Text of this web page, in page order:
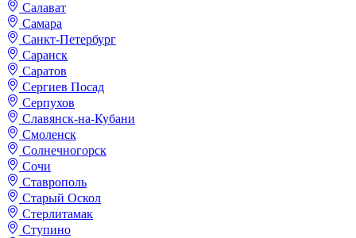
Салават
Самара
Санкт-Петербург
Саранск
Саратов
Сергиев Посад
Серпухов
Славянск-на-Кубани
Смоленск
Солнечногорск
Сочи
Ставрополь
Старый Оскол
Стерлитамак
Ступино